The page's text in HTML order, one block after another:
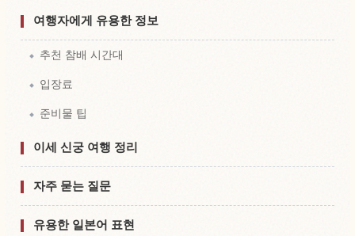
여행자에게 유용한 정보
추천 참배 시간대
입장료
준비물 팁
이세 신궁 여행 정리
자주 묻는 질문
유용한 일본어 표현